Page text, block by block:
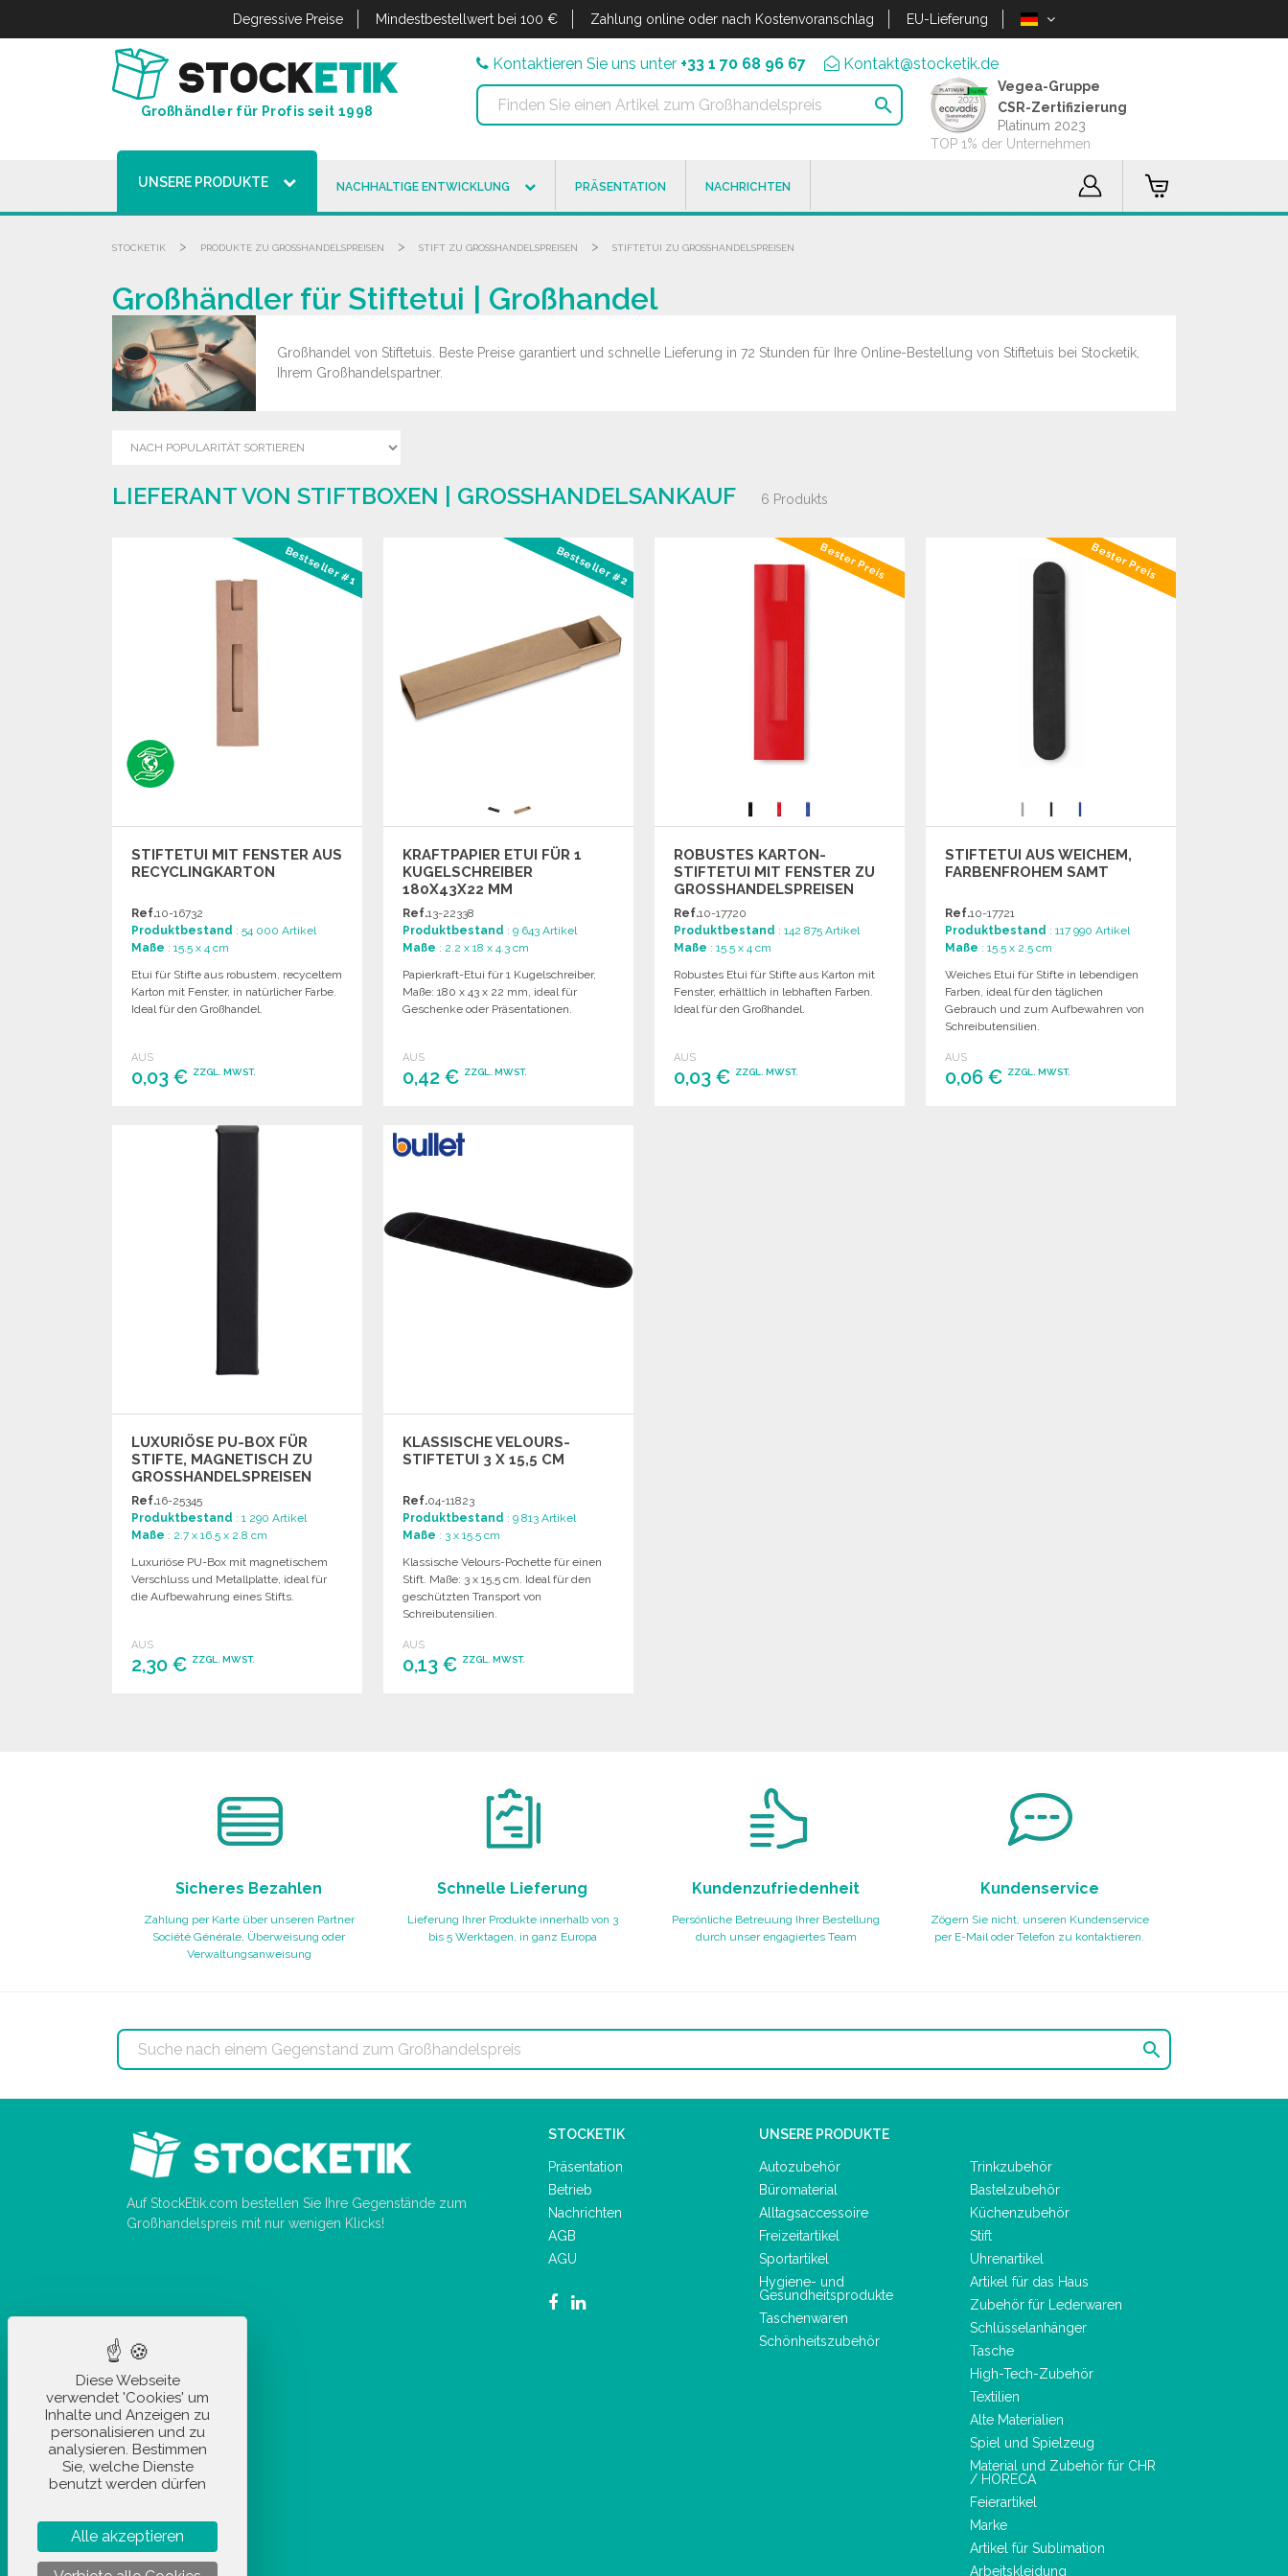
Degressive Preise Mindestbestellwert bei 100 € Zahlung online oder nach Kostenvoranschlag EU-Lieferung
Großhändler für Profis seit 1998
Kontaktieren Sie uns unter +33 1 70 68 96 67 Kontakt@stocketik.de

Vegea-Gruppe
CSR-Zertifizierung
Platinum 2023
TOP 1% der Unternehmen
UNSERE PRODUKTE NACHHALTIGE ENTWICKLUNG PRÄSENTATION NACHRICHTEN
STOCKETIK > PRODUKTE ZU GROSSHANDELSPREISEN > STIFT ZU GROSSHANDELSPREISEN > STIFTETUI ZU GROSSHANDELSPREISEN
Großhändler für Stiftetui | Großhandel
Großhandel von Stiftetuis. Beste Preise garantiert und schnelle Lieferung in 72 Stunden für Ihre Online-Bestellung von Stiftetuis bei Stocketik,
Ihrem Großhandelspartner.
LIEFERANT VON STIFTBOXEN | GROSSHANDELSANKAUF 6 Produkts
Bestseller #1
STIFTETUI MIT FENSTER AUS
RECYCLINGKARTON
Ref.10-16732
Produktbestand : 54 000 Artikel
Maße : 15.5 x 4 cm
Etui für Stifte aus robustem, recyceltem
Karton mit Fenster, in natürlicher Farbe.
Ideal für den Großhandel.
AUS
0,03 € ZZGL. MWST.
Bestseller #2
KRAFTPAPIER ETUI FÜR 1
KUGELSCHREIBER
180X43X22 MM
Ref.13-22338
Produktbestand : 9 643 Artikel
Maße : 2.2 x 18 x 4.3 cm
Papierkraft-Etui für 1 Kugelschreiber,
Maße: 180 x 43 x 22 mm, ideal für
Geschenke oder Präsentationen.
AUS
0,42 € ZZGL. MWST.
Angebot anfordern
Bester Preis
ROBUSTES KARTON-
STIFTETUI MIT FENSTER ZU
GROSSHANDELSPREISEN
Ref.10-17720
Produktbestand : 142 875 Artikel
Maße : 15.5 x 4 cm
Robustes Etui für Stifte aus Karton mit
Fenster, erhältlich in lebhaften Farben.
Ideal für den Großhandel.
AUS
0,03 € ZZGL. MWST.
Bester Preis
STIFTETUI AUS WEICHEM,
FARBENFROHEM SAMT
Ref.10-17721
Produktbestand : 117 990 Artikel
Maße : 15.5 x 2.5 cm
Weiches Etui für Stifte in lebendigen
Farben, ideal für den täglichen
Gebrauch und zum Aufbewahren von
Schreibutensilien.
AUS
0,06 € ZZGL. MWST.
LUXURIÖSE PU-BOX FÜR
STIFTE, MAGNETISCH ZU
GROSSHANDELSPREISEN
Ref.16-25345
Produktbestand : 1 290 Artikel
Maße : 2.7 x 16.5 x 2.8 cm
Luxuriöse PU-Box mit magnetischem
Verschluss und Metallplatte, ideal für
die Aufbewahrung eines Stifts.
AUS
2,30 € ZZGL. MWST.
KLASSISCHE VELOURS-
STIFTETUI 3 X 15,5 CM
Ref.04-11823
Produktbestand : 9 813 Artikel
Maße : 3 x 15.5 cm
Klassische Velours-Pochette für einen
Stift. Maße: 3 x 15,5 cm. Ideal für den
geschützten Transport von
Schreibutensilien.
AUS
0,13 € ZZGL. MWST.
Sicheres Bezahlen
Zahlung per Karte über unseren Partner
Société Générale, Überweisung oder
Verwaltungsanweisung
Schnelle Lieferung
Lieferung Ihrer Produkte innerhalb von 3
bis 5 Werktagen, in ganz Europa
Kundenzufriedenheit
Persönliche Betreuung Ihrer Bestellung
durch unser engagiertes Team
Kundenservice
Zögern Sie nicht, unseren Kundenservice
per E-Mail oder Telefon zu kontaktieren.

Auf StockEtik.com bestellen Sie Ihre Gegenstände zum
Großhandelspreis mit nur wenigen Klicks!
STOCKETIK
Präsentation
Betrieb
Nachrichten
AGB
AGU
UNSERE PRODUKTE
Autozubehör
Büromaterial
Alltagsaccessoire
Freizeitartikel
Sportartikel
Hygiene- und
Gesundheitsprodukte
Taschenwaren
Schönheitszubehör
Trinkzubehör
Bastelzubehör
Küchenzubehör
Stift
Uhrenartikel
Artikel für das Haus
Zubehör für Lederwaren
Schlüsselanhänger
Tasche
High-Tech-Zubehör
Textilien
Alte Materialien
Spiel und Spielzeug
Material und Zubehör für CHR
/ HORECA
Feierartikel
Marke
Artikel für Sublimation
Arbeitskleidung
Diese Webseite
verwendet 'Cookies' um
Inhalte und Anzeigen zu
personalisieren und zu
analysieren. Bestimmen
Sie, welche Dienste
benutzt werden dürfen
Alle akzeptieren